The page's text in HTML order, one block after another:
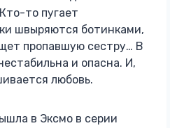
то пугает
швыряются ботинками,
пропавшую сестру… В
и опасна. И,
любовь.
в Эксмо в серии